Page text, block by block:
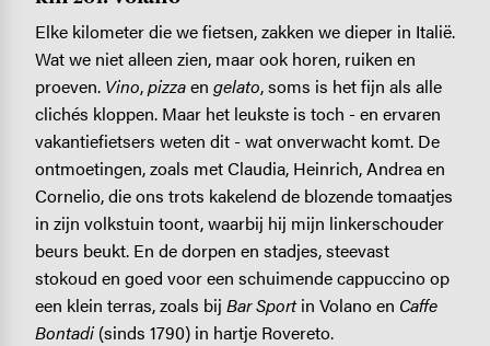
Elke kilometer die we fietsen, zakken we dieper in Italië.
Wat we niet alleen zien, maar ook horen, ruiken en
proeven. Vino,pizzaen gelato, soms is het fijn als alle
clichés kloppen. Maar het leukste is toch - en ervaren
vakantiefietsers weten dit - wat onverwacht komt. De
ontmoetingen, zoals met Claudia, Heinrich, Andrea en
Cornelio, die ons trots kakelend de blozende tomaatjes
in zijn volkstuin toont, waarbij hij mijn linkerschouder
beurs beukt. En de dorpen en stadjes, steevast
stokoud en goed voor een schuimende cappuccino op
een klein terras, zoals bij Bar Sportin Volano en Caffe
Bontadi(sinds 1790) in hartje Rovereto.